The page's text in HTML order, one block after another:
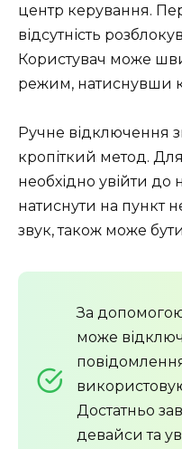
центр керування.
відсутність
Користувач може
режим, натиснувши
Ручне відключення
кропіткий метод.
необхідно увійти до
натиснути на пункт
звук, також може
За
може
Достатньо
девайси та